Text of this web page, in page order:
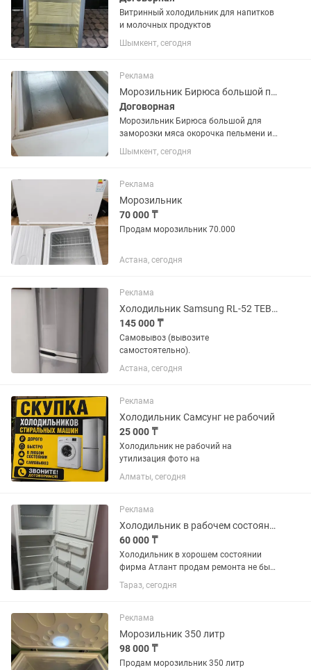
Витринный холодильник для напитков
и молочных продуктов
Шымкент, сегодня
Реклама
Морозильник Бирюса большой почти новый
Договорная
Морозильник Бирюса большой для
заморозки мяса окорочка пельмени и
ягод
Шымкент, сегодня
Реклама
Морозильник
70 000 ₸
Продам морозильник 70.000
Астана, сегодня
Реклама
Холодильник Samsung RL-52 TEBIH
145 000 ₸
Самовывоз (вывозите
самостоятельно).
Астана, сегодня
Реклама
Холодильник Самсунг не рабочий
25 000 ₸
Холодильник не рабочий на
утилизация фото на
Алматы, сегодня
Реклама
Холодильник в рабочем состоянии
60 000 ₸
Холодильник в хорошем состоянии
фирма Атлант продам ремонта не был
всё работает торг на месте
Тараз, сегодня
Реклама
Морозильник 350 литр
98 000 ₸
Продам морозильник 350 литр